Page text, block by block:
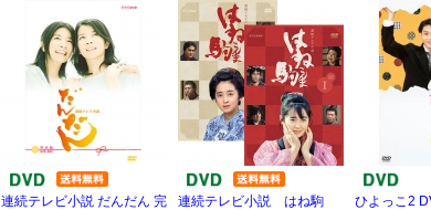
連続テレビ小説 だんだん 完
連続テレビ小説 はね駒
ひよっこ2